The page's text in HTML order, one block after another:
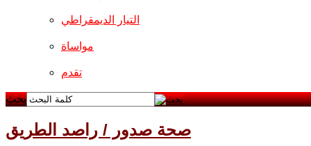
التيار الديمقراطي
مواساة
تقدم
بحث
صحة صدور / راصد الطريق